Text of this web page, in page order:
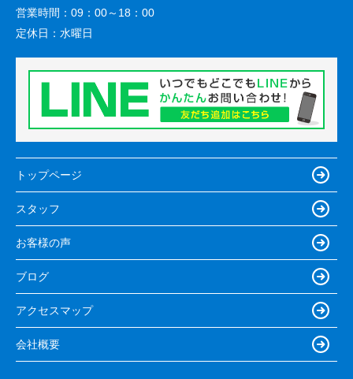
営業時間： 09：00～18：00
定休日： 水曜日
トップページ
スタッフ
お客様の声
ブログ
アクセスマップ
会社概要